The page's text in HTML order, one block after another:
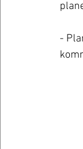
-